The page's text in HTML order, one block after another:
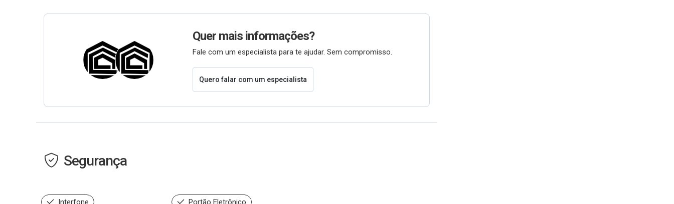
Quer mais informações?
Fale com um especialista para te ajudar. Sem compromisso.
Quero falar com um especialista
Segurança
Interfone Portão Eletrônico